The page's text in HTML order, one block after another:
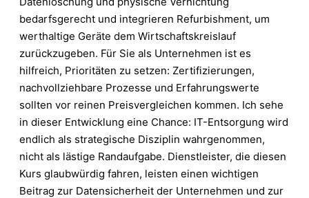
bedarfsgerecht und integrieren Refurbishment, um
werthaltige Geräte dem Wirtschaftskreislauf
zurückzugeben. Für Sie als Unternehmen ist es
hilfreich, Prioritäten zu setzen: Zertifizierungen,
nachvollziehbare Prozesse und Erfahrungswerte
sollten vor reinen Preisvergleichen kommen. Ich sehe
in dieser Entwicklung eine Chance: IT-Entsorgung wird
endlich als strategische Disziplin wahrgenommen,
nicht als lästige Randaufgabe. Dienstleister, die diesen
Kurs glaubwürdig fahren, leisten einen wichtigen
Beitrag zur Datensicherheit der Unternehmen und zur